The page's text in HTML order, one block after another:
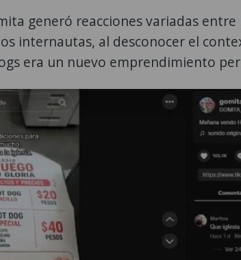
generó reacciones variadas entre
internautas, al desconocer el
era un nuevo emprendimiento